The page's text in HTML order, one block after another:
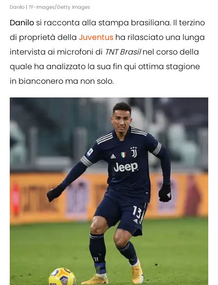
Danilo | TF-Images/Getty Images
Danilo si racconta alla stampa brasiliana. Il terzino
di proprietà della Juventus ha rilasciato una lunga
intervista ai microfoni di TNT Brasilnel corso della
quale ha analizzato la sua fin qui ottima stagione
in bianconero ma non solo.